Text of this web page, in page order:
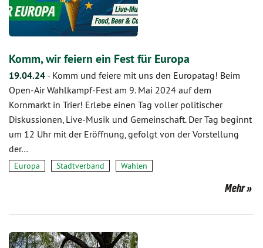
Komm, wir feiern ein Fest für Europa
19.04.24 - Komm und feiere mit uns den Europatag! Beim
Open-Air Wahlkampf-Fest am 9. Mai 2024 auf dem
Kornmarkt in Trier! Erlebe einen Tag voller politischer
Diskussionen, Live-Musik und Gemeinschaft. Der Tag beginnt
um 12 Uhr mit der Eröffnung, gefolgt von der Vorstellung
der…
Europa Stadtverband Wahlen
Mehr